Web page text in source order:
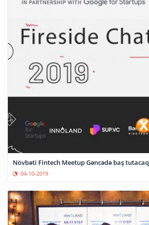
Növbəti Fintech Meetup Gəncədə baş tutacaq
04-10-2019